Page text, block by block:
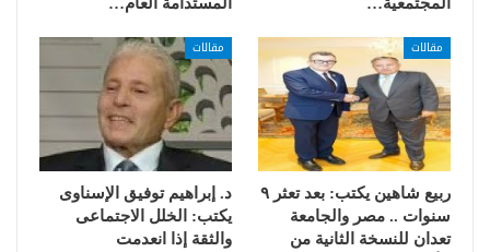
مقالات
ربيع شاهين يكتب: بعد تعثر ٩
سنوات .. مصر والجامعة
تعدان للنسخة الثانية من
مقالات
د. إبراهيم توفيق الإسناوى
يكتب: الخلل الاجتماعى
والثقة إذا انعدمت